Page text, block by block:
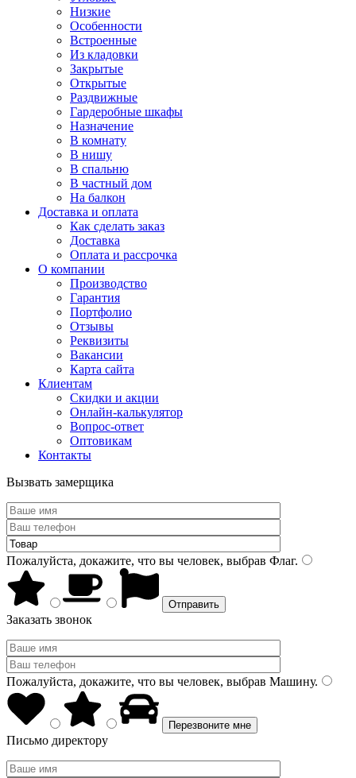
Низкие
Особенности
Встроенные
Из кладовки
Закрытые
Открытые
Раздвижные
Гардеробные шкафы
Назначение
В комнату
В нишу
В спальню
В частный дом
На балкон
Доставка и оплата
Как сделать заказ
Доставка
Оплата и рассрочка
О компании
Производство
Гарантия
Портфолио
Отзывы
Реквизиты
Вакансии
Карта сайта
Клиентам
Скидки и акции
Онлайн-калькулятор
Вопрос-ответ
Оптовикам
Контакты
Вызвать замерщика
Пожалуйста, докажите, что вы человек, выбрав Флаг.
Заказать звонок
Пожалуйста, докажите, что вы человек, выбрав Машину.
Письмо директору